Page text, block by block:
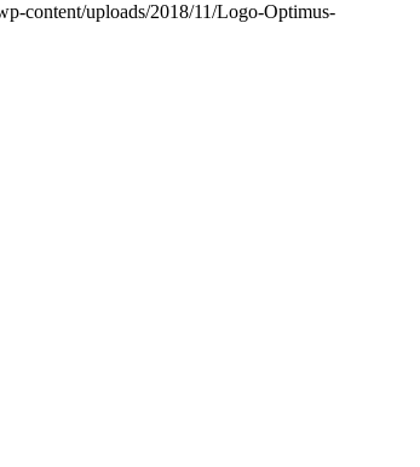
content/uploads/2018/11/Logo-Optimus-